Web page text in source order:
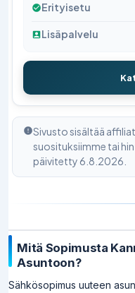
Erityisetu
Lisäpalvelu
Sivusto sisältää
suosituksiimme tai
päivitetty 6.8.2026.
Mitä Sopimusta
Asuntoon?
Sähkösopimus uuteen